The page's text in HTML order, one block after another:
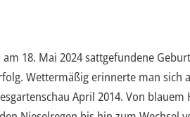
am 18. Mai 2024 sattgefundene
Wettermäßig erinnerte man sich
April 2014. Von